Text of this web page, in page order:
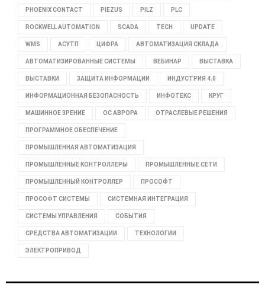
PHOENIX CONTACT PIEZUS PILZ PLC
ROCKWELL AUTOMATION SCADA TECH UPDATE
WMS АСУТП ЦИФРА АВТОМАТИЗАЦИЯ СКЛАДА
АВТОМАТИЗИРОВАННЫЕ СИСТЕМЫ ВЕБИНАР ВЫСТАВКА
ВЫСТАВКИ ЗАЩИТА ИНФОРМАЦИИ ИНДУСТРИЯ 4.0
ИНФОРМАЦИОННАЯ БЕЗОПАСНОСТЬ ИНФОТЕКС КРУГ
МАШИННОЕ ЗРЕНИЕ ОС АВРОРА ОТРАСЛЕВЫЕ РЕШЕНИЯ
ПРОГРАММНОЕ ОБЕСПЕЧЕНИЕ
ПРОМЫШЛЕННАЯ АВТОМАТИЗАЦИЯ
ПРОМЫШЛЕННЫЕ КОНТРОЛЛЕРЫ ПРОМЫШЛЕННЫЕ СЕТИ
ПРОМЫШЛЕННЫЙ КОНТРОЛЛЕР ПРОСОФТ
ПРОСОФТ СИСТЕМЫ СИСТЕМНАЯ ИНТЕГРАЦИЯ
СИСТЕМЫ УПРАВЛЕНИЯ СОБЫТИЯ
СРЕДСТВА АВТОМАТИЗАЦИИ ТЕХНОЛОГИИ
ЭЛЕКТРОПРИВОД